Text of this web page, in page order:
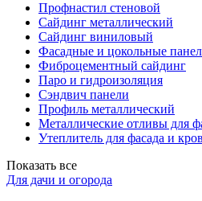
Профнастил стеновой
Сайдинг металлический
Сайдинг виниловый
Фасадные и цокольные
Фиброцементный сайдинг
Паро и гидроизоляция
Сэндвич панели
Профиль металлический
Металлические отливы для
Утеплитель для фасада и
Показать все
Для дачи и огорода